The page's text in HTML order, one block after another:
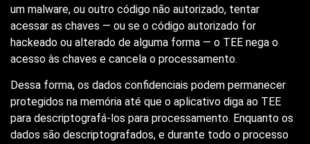
um malware, ou outro código não autorizado, tentar
acessar as chaves — ou se o código autorizado for
hackeado ou alterado de alguma forma — o TEE nega o
acesso às chaves e cancela o processamento.
Dessa forma, os dados confidenciais podem permanecer
protegidos na memória até que o aplicativo diga ao TEE
para descriptografá-los para processamento. Enquanto os
dados são descriptografados, e durante todo o processo